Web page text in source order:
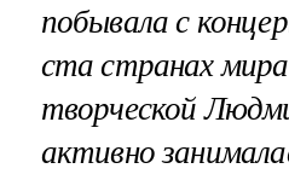
побывала с
ста странах
творческой
активно